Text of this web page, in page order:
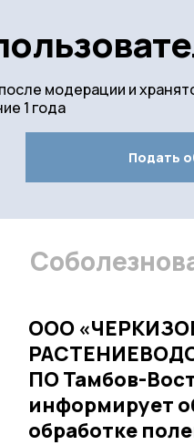
модерации и
1 года
Подать
ООО
ПО Тамбов-
информирует
обработке